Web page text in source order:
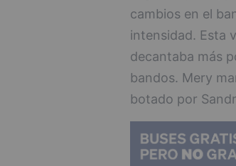
cambios en el
intensidad. Esta
decantaba más
bandos. Mery
botado por